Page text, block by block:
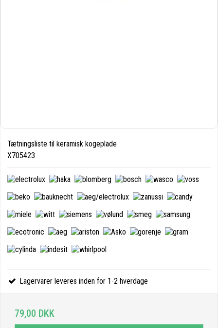
Tætningsliste til keramisk kogeplade
X705423
Lagervarer leveres inden for 1-2 hverdage
79,00 DKK